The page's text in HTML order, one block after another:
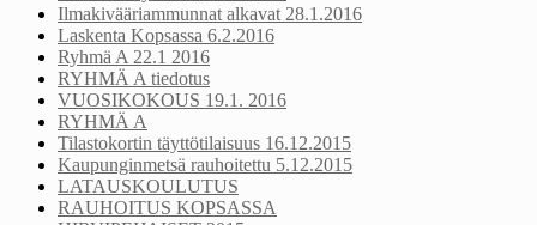
Ilmakivääriammunnat alkavat 28.1.2016
Laskenta Kopsassa 6.2.2016
Ryhmä A 22.1 2016
RYHMÄ A tiedotus
VUOSIKOKOUS 19.1. 2016
RYHMÄ A
Tilastokortin täyttötilaisuus 16.12.2015
Kaupunginmetsä rauhoitettu 5.12.2015
LATAUSKOULUTUS
RAUHOITUS KOPSASSA